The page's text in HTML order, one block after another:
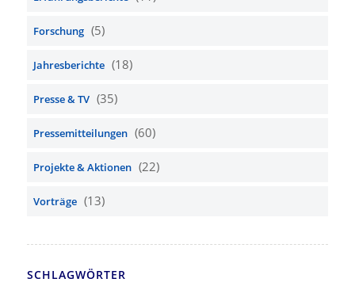
Forschung (5)
Jahresberichte (18)
Presse & TV (35)
Pressemitteilungen (60)
Projekte & Aktionen (22)
Vorträge (13)
SCHLAGWÖRTER